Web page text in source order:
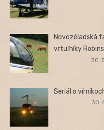
Novozéladská
vrtuľníky
30.
Seriál o
30.